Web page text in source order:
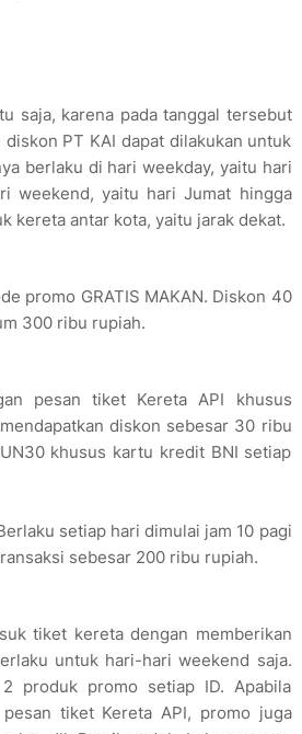
saja, karena pada tanggal tersebut
PT KAI dapat dilakukan untuk
berlaku di hari weekday, yaitu hari
weekend, yaitu hari Jumat hingga
kereta antar kota, yaitu jarak dekat.
promo GRATIS MAKAN. Diskon 40
300 ribu rupiah.
pesan tiket Kereta API khusus
diskon sebesar 30 ribu
khusus kartu kredit BNI setiap
setiap hari dimulai jam 10 pagi
sebesar 200 ribu rupiah.
tiket kereta dengan memberikan
untuk hari-hari weekend saja.
produk promo setiap ID. Apabila
tiket Kereta API, promo juga